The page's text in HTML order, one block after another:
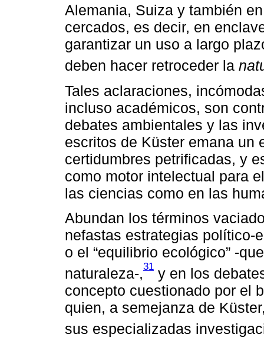
Alemania, Suiza y también
cercados, es decir, en
garantizar un uso a largo
deben hacer retroceder la
Tales aclaraciones,
incluso académicos, son
debates ambientales y las
escritos de Küster emana un
certidumbres petrificadas, y
como motor intelectual para
las ciencias como en las
Abundan los términos
nefastas estrategias político-
o el “equilibrio ecológico” -
naturaleza-,31 y en los
concepto cuestionado por el
quien, a semejanza de
sus especializadas